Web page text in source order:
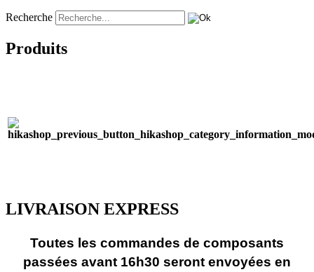
Recherche
Produits
LIVRAISON EXPRESS
Toutes les commandes de composants
passées avant 16h30 seront envoyées en